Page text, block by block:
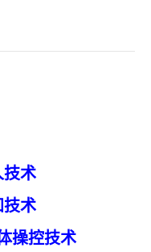
技术
技术
操控技术